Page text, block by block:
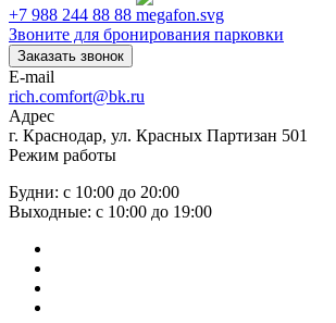
+7 988 244 88 88
Звоните для бронирования парковки
Заказать звонок
E-mail
rich.comfort@bk.ru
Адрес
г. Краснодар, ул. Красных Партизан 501
Режим работы
Будни: с 10:00 до 20:00
Выходные: с 10:00 до 19:00